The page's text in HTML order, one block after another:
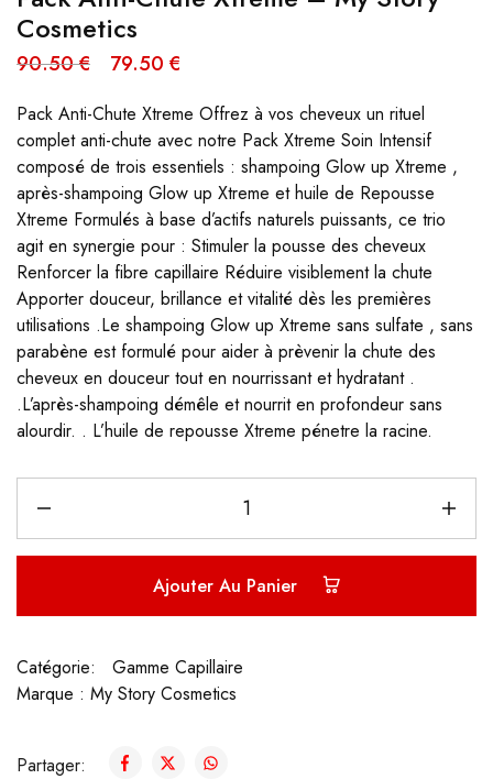
Cosmetics
90.50€ 79.50 €
Pack Anti-Chute Xtreme Offrez à vos cheveux un rituel
complet anti-chute avec notre Pack Xtreme Soin Intensif
composé de trois essentiels : shampoing Glow up Xtreme ,
après-shampoing Glow up Xtreme et huile de Repousse
Xtreme Formulés à base d’actifs naturels puissants, ce trio
agit en synergie pour : Stimuler la pousse des cheveux
Renforcer la fibre capillaire Réduire visiblement la chute
Apporter douceur, brillance et vitalité dès les premières
utilisations .Le shampoing Glow up Xtreme sans sulfate , sans
parabène est formulé pour aider à prèvenir la chute des
cheveux en douceur tout en nourrissant et hydratant .
.L’après-shampoing démêle et nourrit en profondeur sans
alourdir. . L’huile de repousse Xtreme pénetre la racine.
Ajouter Au Panier
Catégorie:
Gamme Capillaire
Marque : My Story Cosmetics
Partager: